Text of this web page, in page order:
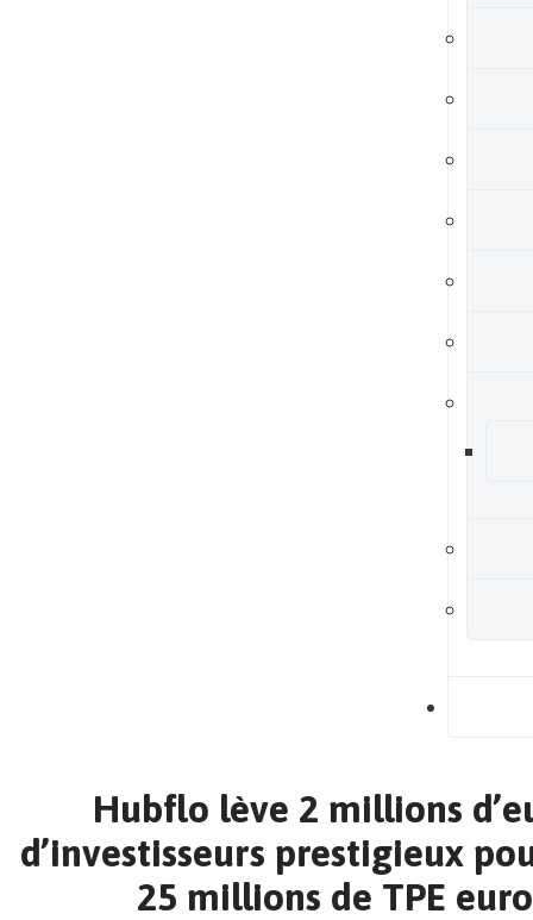
Hubflo lève 2 millions
d’investisseurs prestigieux
25 millions de TPE